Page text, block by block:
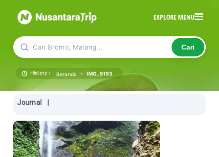
EXPLORE MENU
Cari Bromo, Malang... Cari
History : Beranda » IMG_9193
Journal